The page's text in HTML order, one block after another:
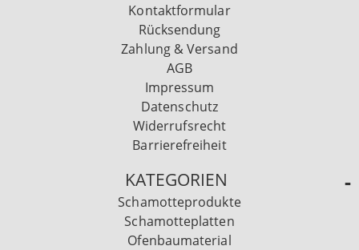
Kontaktformular
Rücksendung
Zahlung & Versand
AGB
Impressum
Datenschutz
Widerrufsrecht
Barrierefreiheit
KATEGORIEN
Schamotteprodukte
Schamotteplatten
Ofenbaumaterial